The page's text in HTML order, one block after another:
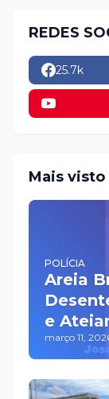
REDES
25.7k
Mais visto
POLÍCIA
Areia
e
março 11,